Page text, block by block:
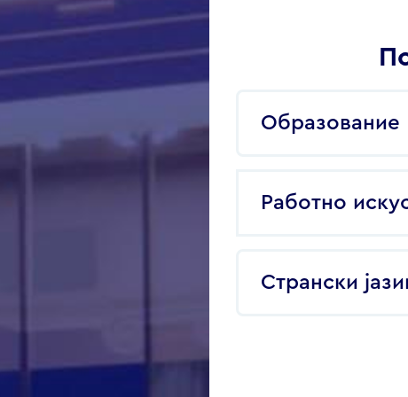
Образование
Работно
Странски